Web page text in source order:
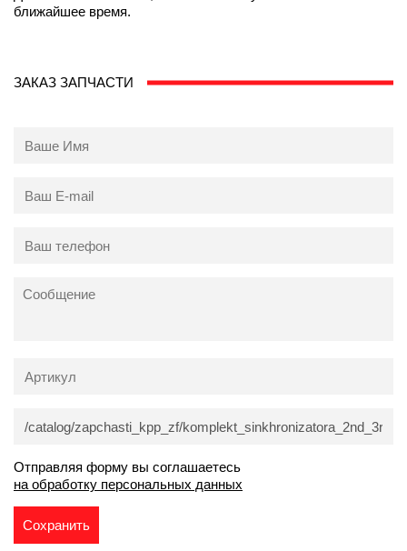
ближайшее время.
ЗАКАЗ ЗАПЧАСТИ
Отправляя форму вы соглашаетесь
на обработку персональных данных